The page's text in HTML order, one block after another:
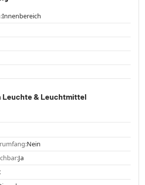
Innenbereich
Leuchte & Leuchtmittel
Nein
Ja